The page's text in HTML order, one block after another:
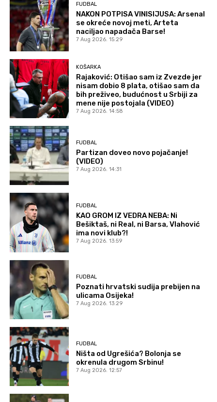
FUDBAL
NAKON POTPISA VINISIJUSA: Arsenal
se okreće novoj meti, Arteta
naciljao napadača Barse!
7 Aug 2026. 15:29
KOŠARKA
Rajaković: Otišao sam iz Zvezde jer
nisam dobio 8 plata, otišao sam da
bih preživeo, budućnost u Srbiji za
mene nije postojala (VIDEO)
7 Aug 2026. 14:58
FUDBAL
Partizan doveo novo pojačanje!
(VIDEO)
7 Aug 2026. 14:31
FUDBAL
KAO GROM IZ VEDRA NEBA: Ni
Bešiktaš, ni Real, ni Barsa, Vlahović
ima novi klub?!
7 Aug 2026. 13:59
FUDBAL
Poznati hrvatski sudija prebijen na
ulicama Osijeka!
7 Aug 2026. 13:29
FUDBAL
Ništa od Ugrešića? Bolonja se
okrenula drugom Srbinu!
7 Aug 2026. 12:57